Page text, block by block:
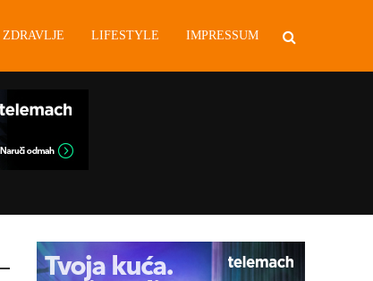
ZDRAVLJE LIFESTYLE IMPRESSUM